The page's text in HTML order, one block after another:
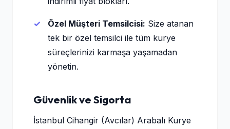
Özel Müşteri Temsilcisi: Size atanan
tek bir özel temsilci ile tüm kurye
süreçlerinizi karmaşa yaşamadan
yönetin.
Güvenlik ve Sigorta
İstanbul Cihangir (Avcılar) Arabalı Kurye